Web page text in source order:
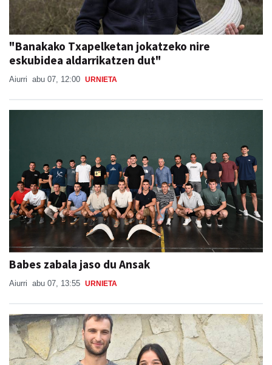
"Banakako Txapelketan jokatzeko nire
eskubidea aldarrikatzen dut"
Aiurri abu 07, 12:00 URNIETA
Babes zabala jaso du Ansak
Aiurri abu 07, 13:55 URNIETA